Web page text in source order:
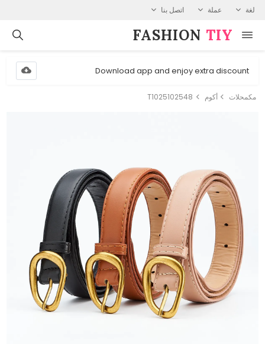
لغة عملة اتصل بنا
FASHION⁠ TIY
Download app and enjoy extra discount
مكمحلات أكوم T1025102548